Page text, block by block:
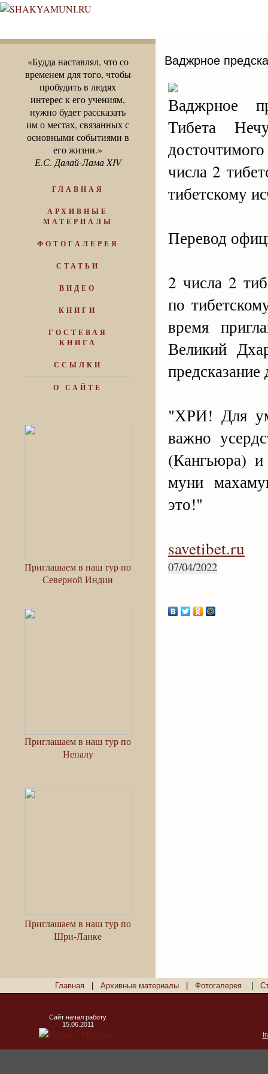
«Будда наставлял, что со
временем для того, чтобы
пробудить в людях
интерес к его учениям,
нужно будет рассказать
им о местах, связанных с
основными событиями в
его жизни.»
Е.С. Далай-Лама XIV
ГЛАВНАЯ
АРХИВНЫЕ
МАТЕРИАЛЫ
ФОТОГАЛЕРЕЯ
СТАТЬИ
ВИДЕО
КНИГИ
ГОСТЕВАЯ
КНИГА
ССЫЛКИ
О САЙТЕ
Приглашаем в наш тур по
Северной Индии
Приглашаем в наш тур по
Непалу
Приглашаем в наш тур по
Шри-Ланке
Ваджрное
Ваджрное
Тибета
числа 2
тибетскому
Перевод
2 числа 2
по
время
Великий
"ХРИ! Для
важно
(Кангьюра)
муни
это!"
savetibet.ru
07/04/2022
Главная Архивные материалы Фотогалерея
Сайт начал работу
15.06.2011